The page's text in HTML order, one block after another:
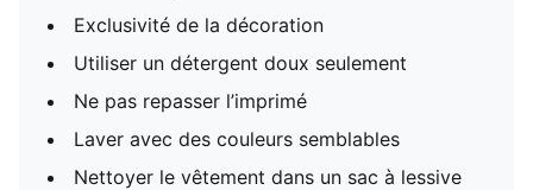
Exclusivité de la décoration
Utiliser un détergent doux seulement
Ne pas repasser l’imprimé
Laver avec des couleurs semblables
Nettoyer le vêtement dans un sac à lessive